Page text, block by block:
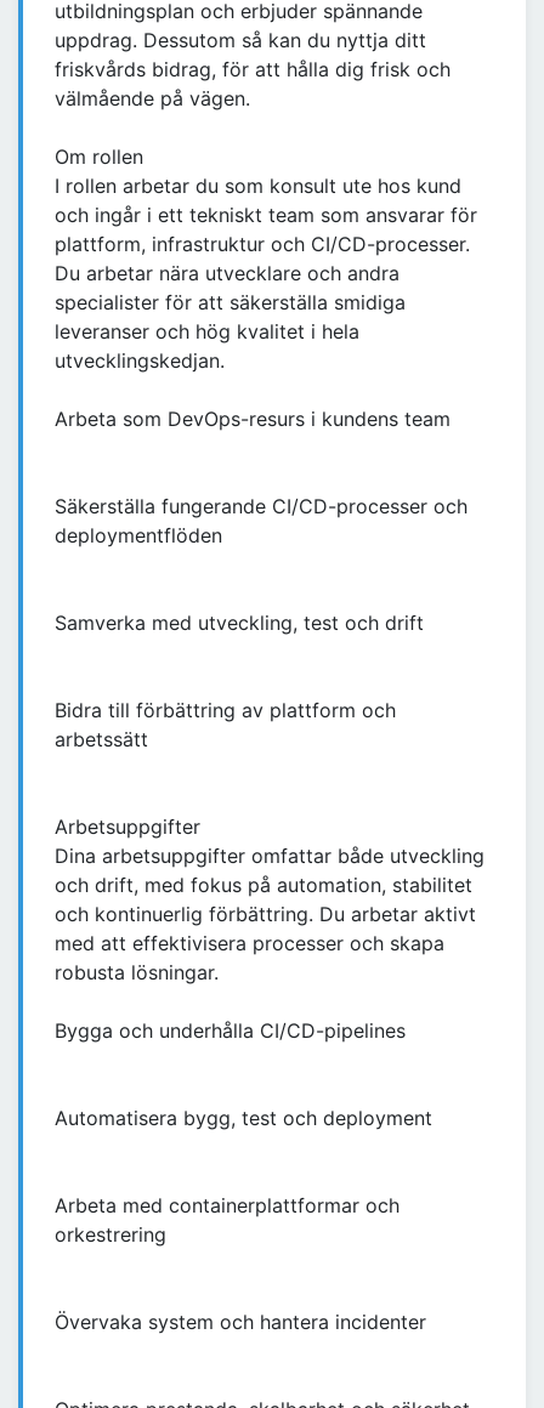
utbildningsplan och erbjuder spännande
uppdrag. Dessutom så kan du nyttja ditt
friskvårds bidrag, för att hålla dig frisk och
välmående på vägen.
Om rollen
I rollen arbetar du som konsult ute hos kund
och ingår i ett tekniskt team som ansvarar för
plattform, infrastruktur och CI/CD-processer.
Du arbetar nära utvecklare och andra
specialister för att säkerställa smidiga
leveranser och hög kvalitet i hela
utvecklingskedjan.
Arbeta som DevOps-resurs i kundens team
Säkerställa fungerande CI/CD-processer och
deploymentflöden
Samverka med utveckling, test och drift
Bidra till förbättring av plattform och
arbetssätt
Arbetsuppgifter
Dina arbetsuppgifter omfattar både utveckling
och drift, med fokus på automation, stabilitet
och kontinuerlig förbättring. Du arbetar aktivt
med att effektivisera processer och skapa
robusta lösningar.
Bygga och underhålla CI/CD-pipelines
Automatisera bygg, test och deployment
Arbeta med containerplattformar och
orkestrering
Övervaka system och hantera incidenter